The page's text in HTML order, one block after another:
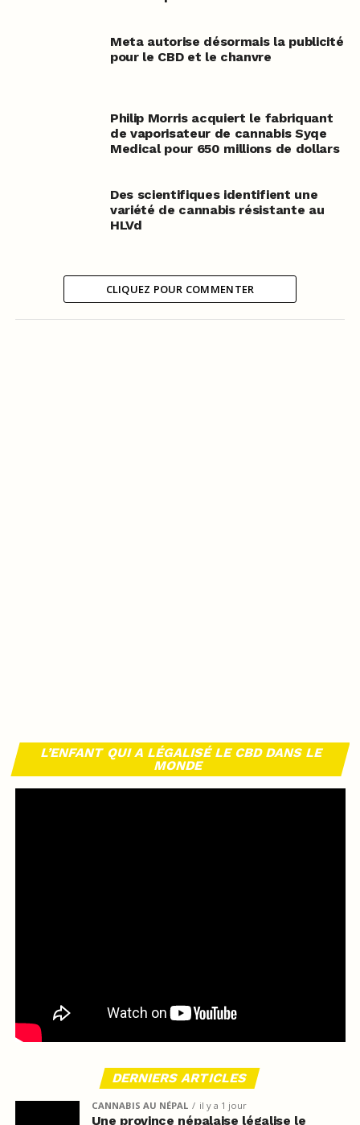
Meta autorise désormais la publicité
pour le CBD et le chanvre
Philip Morris acquiert le fabriquant
de vaporisateur de cannabis Syqe
Medical pour 650 millions de dollars
Des scientifiques identifient une
variété de cannabis résistante au
HLVd
CLIQUEZ POUR COMMENTER
L’ENFANT QUI A LÉGALISÉ LE CBD DANS LE
MONDE
DERNIERS ARTICLES
CANNABIS AU NÉPAL il y a 1 jour
Une province népalaise légalise le